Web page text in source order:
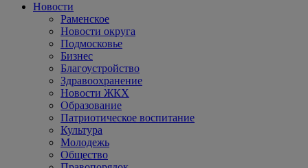
Новости
Раменское
Новости округа
Подмосковье
Бизнес
Благоустройство
Здравоохранение
Новости ЖКХ
Образование
Патриотическое воспитание
Культура
Молодежь
Общество